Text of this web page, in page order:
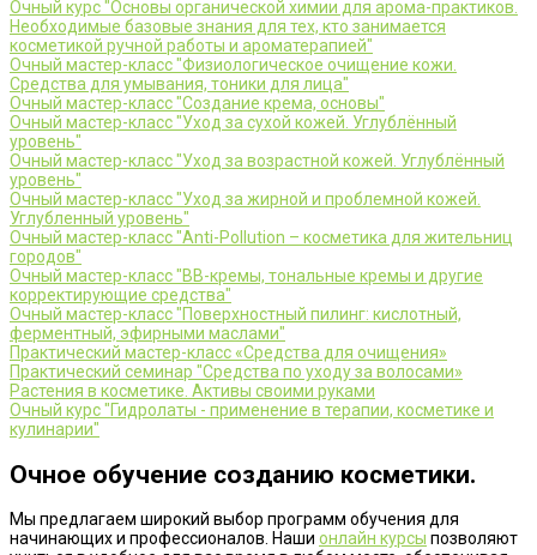
Очный курс "Основы органической химии для арома-практиков.
Необходимые базовые знания для тех, кто занимается
косметикой ручной работы и ароматерапией"
Очный мастер-класс "Физиологическое очищение кожи.
Средства для умывания, тоники для лица"
Очный мастер-класс "Создание крема, основы"
Очный мастер-класс "Уход за сухой кожей. Углублённый
уровень"
Очный мастер-класс "Уход за возрастной кожей. Углублённый
уровень"
Очный мастер-класс "Уход за жирной и проблемной кожей.
Углубленный уровень"
Очный мастер-класс "Anti-Pollution – косметика для жительниц
городов"
Очный мастер-класс "ВВ-кремы, тональные кремы и другие
корректирующие средства"
Очный мастер-класс "Поверхностный пилинг: кислотный,
ферментный, эфирными маслами"
Практический мастер-класс «Средства для очищения»
Практический семинар "Средства по уходу за волосами»
Растения в косметике. Активы своими руками
Очный курс "Гидролаты - применение в терапии, косметике и
кулинарии"
Очное обучение созданию косметики.
Мы предлагаем широкий выбор программ обучения для
начинающих и профессионалов. Наши онлайн курсы позволяют